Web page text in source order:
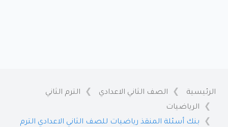
الرئيسية الصف الثاني الاعدادي
الترم الثاني
الرياضيات
بنك أسئلة المنقذ رياضيات للصف الثاني الاعدادي الترم